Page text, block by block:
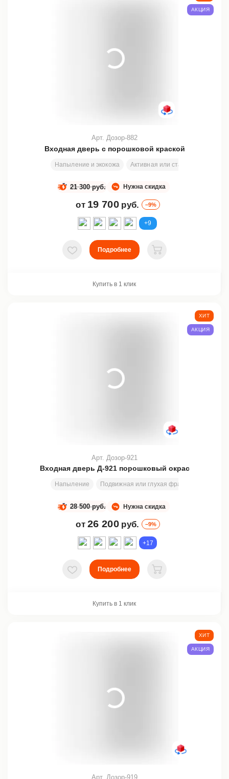
Входная дверь с порошковой краской
Напыление и экокожа Активная или статичная вставка
Арт. Дозор-882
Нужна скидка
21 300 руб.
от 19 700 руб. –9%
АКЦИЯ
+9
В избранное
Подробнее
В корзину
Купить в 1 клик
Входная дверь Д-921 порошковый окрас
Напыление Подвижная или глухая фрамуга
Арт. Дозор-921
Нужна скидка
28 500 руб.
от 26 200 руб. –9%
ХИТ
АКЦИЯ
+17
В избранное
Подробнее
В корзину
Купить в 1 клик
Арт. Дозор-919
ХИТ
АКЦИЯ